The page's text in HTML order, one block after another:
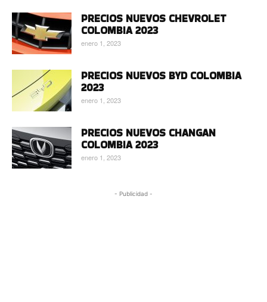
PRECIOS NUEVOS CHEVROLET
COLOMBIA 2023
enero 1, 2023
PRECIOS NUEVOS BYD COLOMBIA
2023
enero 1, 2023
PRECIOS NUEVOS CHANGAN
COLOMBIA 2023
enero 1, 2023
- Publicidad -